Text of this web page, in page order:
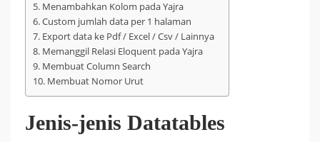
Menambahkan Kolom pada Yajra
Custom jumlah data per 1 halaman
Export data ke Pdf / Excel / Csv / Lainnya
Memanggil Relasi Eloquent pada Yajra
Membuat Column Search
Membuat Nomor Urut
Jenis-jenis Datatables